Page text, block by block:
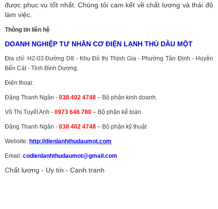
được phục vụ tốt nhất. Chúng tôi cam kết về chất lượng và thái độ
làm việc.
Thông tin liên hệ
DOANH NGHIỆP TƯ NHÂN CƠ ĐIỆN LẠNH THỦ DẦU MỘT
Địa chỉ: H2-03 Đường D8 - Khu Đô thị Thịnh Gia - Phường Tân Định - Huyện
Bến Cát - Tỉnh Bình Dương.
Điện thoại:
Đặng Thanh Ngân - 038 402 4748 – Bộ phận kinh doanh.
Võ Thị Tuyết Anh - 0973 646 780 – Bộ phận kế toán
Đặng Thanh Ngân - 038 402 4748 – Bộ phận kỹ thuật
Website: http://dienlanhthudaumot.com
Email: codienlanhthudaumot@gmail.com
Chất lượng - Uy tín - Cạnh tranh